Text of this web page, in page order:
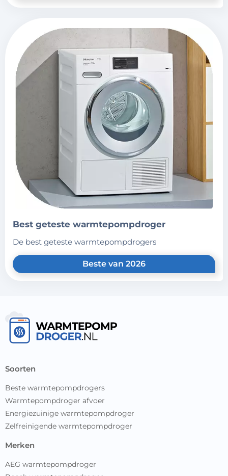
best geteste warmtepompdroger
de best geteste warmtepompdrogers
Beste van 2026
soorten
Beste warmtepompdrogers
Warmtepompdroger afvoer
Energiezuinige warmtepompdroger
Zelfreinigende warmtepompdroger
merken
AEG warmtepompdroger